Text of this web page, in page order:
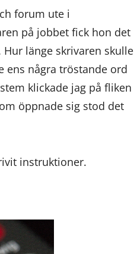
forum ute i
på jobbet fick hon det
länge skrivaren skulle
ens några tröstande ord
klickade jag på fliken
öppnade sig stod det
instruktioner.